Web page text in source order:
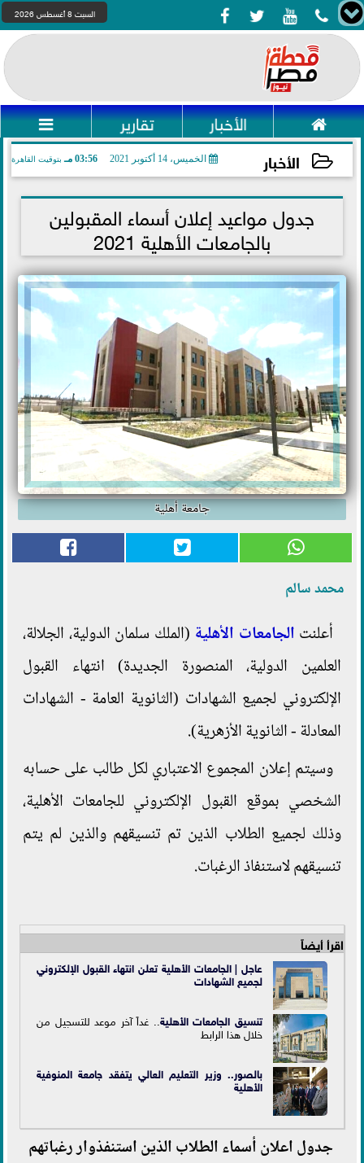
    السبت 8 أغسطس 2026
 الأخبار تقارير 
الأخبار الخميس، 14 أكتوبر 2021 03:56 مـ بتوقيت القاهرة
2021-10-14 15:56:44جدول مواعيد إعلان أسماء المقبولين
بالجامعات الأهلية 2021
جامعة أهلية
محمد سالم
أعلنت الجامعات الأهلية (الملك سلمان الدولية، الجلالة،
العلمين الدولية، المنصورة الجديدة) انتهاء القبول
الإلكتروني لجميع الشهادات (الثانوية العامة - الشهادات
المعادلة - الثانوية الأزهرية).
وسيتم إعلان المجموع الاعتباري لكل طالب على حسابه
الشخصي بموقع القبول الإلكتروني للجامعات الأهلية،
وذلك لجميع الطلاب الذين تم تنسيقهم والذين لم يتم
تنسيقهم لاستنفاذ الرغبات.
اقرأ أيضاً
عاجل | الجامعات الأهلية تعلن انتهاء القبول الإلكتروني
لجميع الشهادات
تنسيق الجامعات الأهلية.. غداً آخر موعد للتسجيل من
خلال هذا الرابط
بالصور.. وزير التعليم العالي يتفقد جامعة المنوفية
الأهلية
جدول اعلان أسماء الطلاب الذين استنفذوار رغباتهم